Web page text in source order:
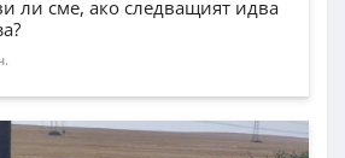
ли сме, ако следващият идва